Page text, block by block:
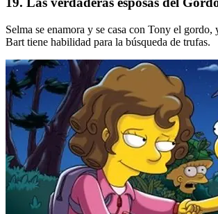
Selma se enamora y se casa con Tony el gordo,
Bart tiene habilidad para la búsqueda de trufas.